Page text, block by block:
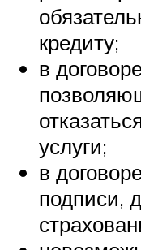
кредиту;
в
услуги;
в
подписи,